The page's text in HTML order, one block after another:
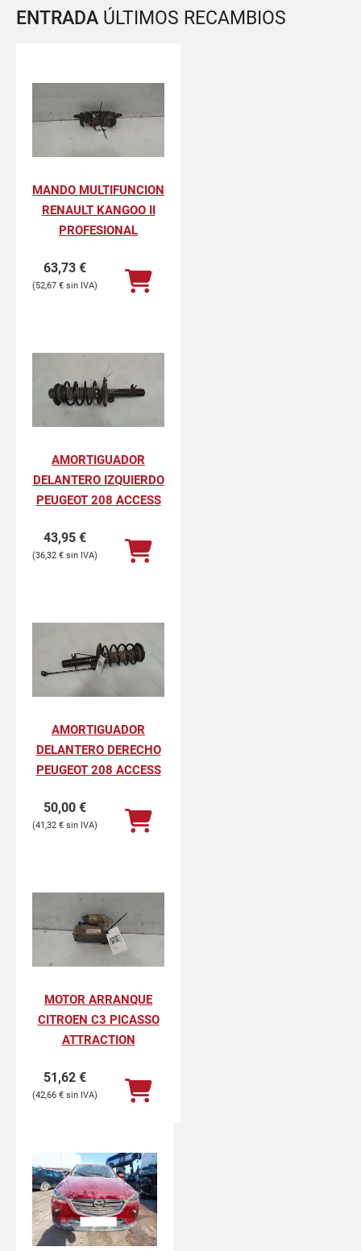
ENTRADA ÚLTIMOS RECAMBIOS
MANDO MULTIFUNCION
RENAULT KANGOO II
PROFESIONAL
63,73 €
52,67 €
AMORTIGUADOR
DELANTERO IZQUIERDO
PEUGEOT 208 ACCESS
43,95 €
36,32 €
AMORTIGUADOR
DELANTERO DERECHO
PEUGEOT 208 ACCESS
50,00 €
41,32 €
MOTOR ARRANQUE
CITROEN C3 PICASSO
ATTRACTION
51,62 €
42,66 €